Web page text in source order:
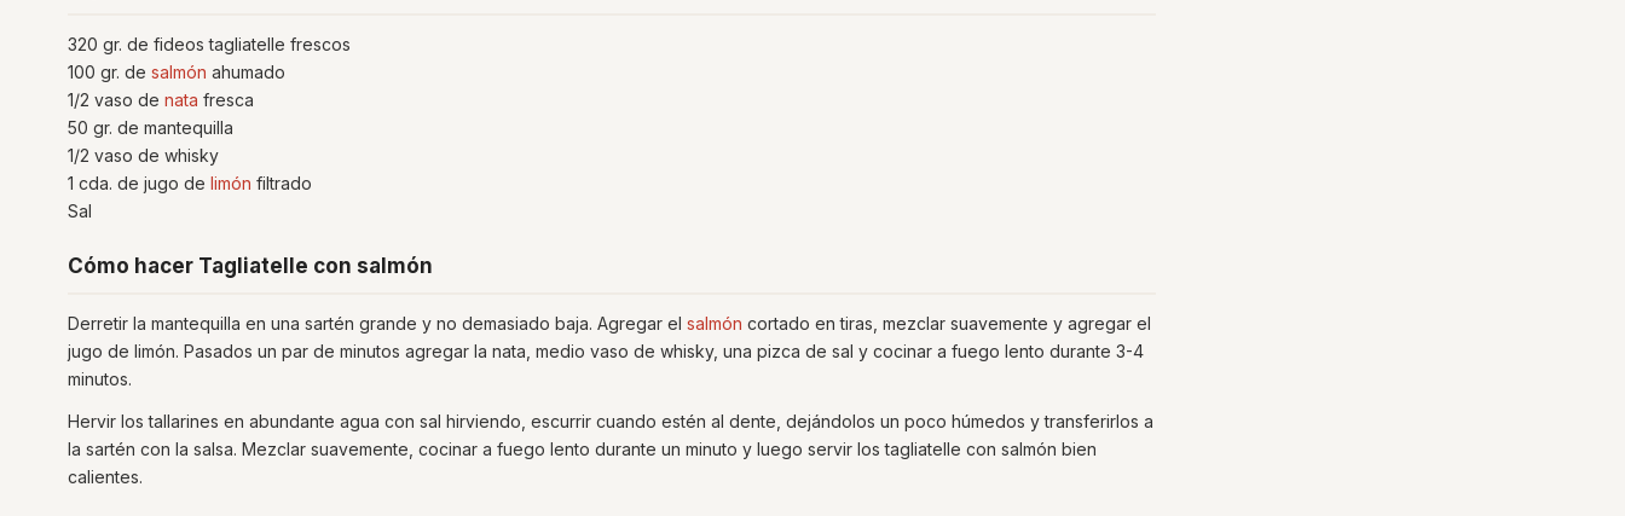
320 gr. de fideos tagliatelle frescos
100 gr. de salmón ahumado
1/2 vaso de nata fresca
50 gr. de mantequilla
1/2 vaso de whisky
1 cda. de jugo de limón filtrado
Sal
Cómo hacer Tagliatelle con salmón
Derretir la mantequilla en una sartén grande y no demasiado baja. Agregar el salmón cortado en tiras, mezclar suavemente y agregar el
jugo de limón. Pasados un par de minutos agregar la nata, medio vaso de whisky, una pizca de sal y cocinar a fuego lento durante 3-4
minutos.
Hervir los tallarines en abundante agua con sal hirviendo, escurrir cuando estén al dente, dejándolos un poco húmedos y transferirlos a
la sartén con la salsa. Mezclar suavemente, cocinar a fuego lento durante un minuto y luego servir los tagliatelle con salmón bien
calientes.